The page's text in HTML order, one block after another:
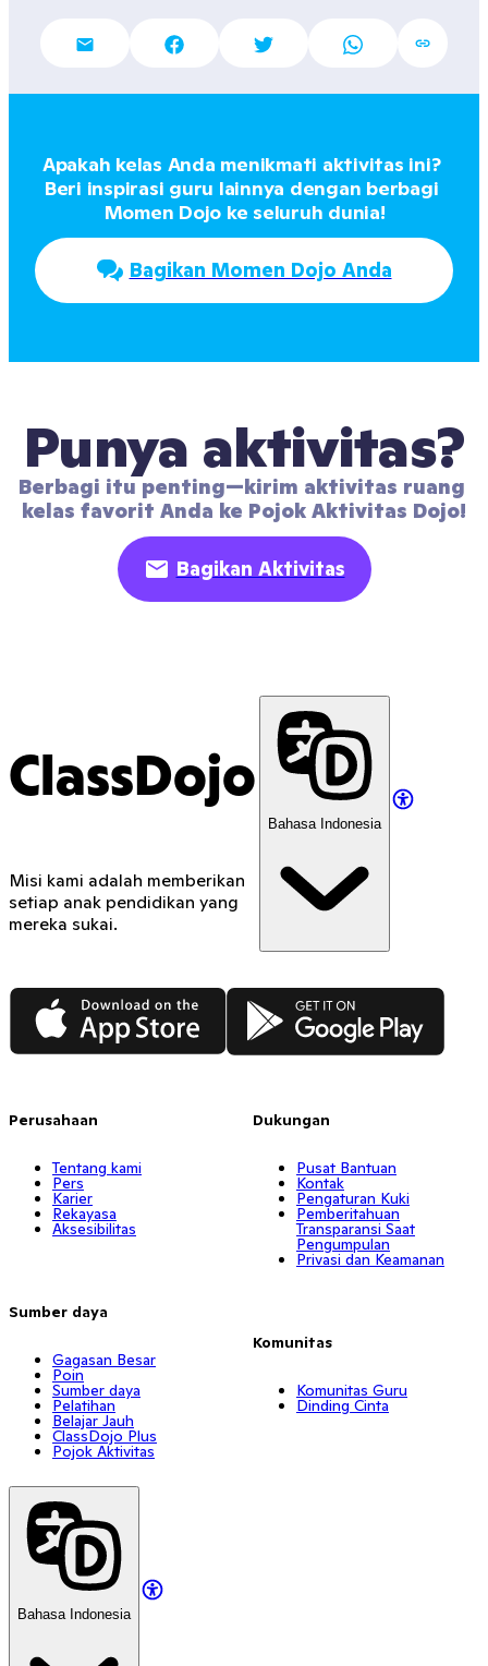
Apakah kelas Anda menikmati aktivitas ini?
Beri inspirasi guru lainnya dengan berbagi
Momen Dojo ke seluruh dunia!
Bagikan Momen Dojo Anda
Punya aktivitas?
Berbagi itu penting—kirim aktivitas ruang
kelas favorit Anda ke Pojok Aktivitas Dojo!
Bagikan Aktivitas
ClassDojo
Misi kami adalah memberikan
setiap anak pendidikan yang
mereka sukai.
Bahasa Indonesia
App Store Google Play
Perusahaan
Tentang kami
Pers
Karier
Rekayasa
Aksesibilitas
Sumber daya
Gagasan Besar
Poin
Sumber daya
Pelatihan
Belajar Jauh
ClassDojo Plus
Pojok Aktivitas
Dukungan
Pusat Bantuan
Kontak
Pengaturan Kuki
Pemberitahuan
Transparansi Saat
Pengumpulan
Privasi dan Keamanan
Komunitas
Komunitas Guru
Dinding Cinta
Bahasa Indonesia